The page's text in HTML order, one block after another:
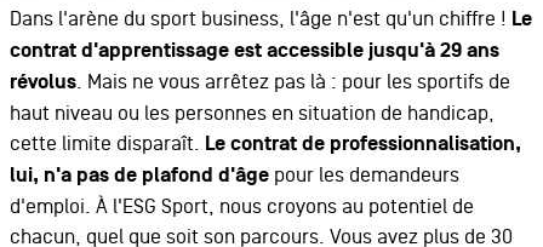
Dans l'arène du sport business, l'âge n'est qu'un chiffre ! Le
contrat d'apprentissage est accessible jusqu'à 29 ans
révolus. Mais ne vous arrêtez pas là : pour les sportifs de
haut niveau ou les personnes en situation de handicap,
cette limite disparaît. Le contrat de professionnalisation,
lui, n'a pas de plafond d'âgepour les demandeurs
d'emploi. À l'ESG Sport, nous croyons au potentiel de
chacun, quel que soit son parcours. Vous avez plus de 30